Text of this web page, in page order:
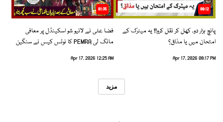
09:12
پانچ ہزار دو، کھل کر نقل کرو!! یہ میٹرک کے
امتحان میں یا مذاق؟
Apr 17, 2026 08:17 PM
01:35
فضا علی نے لائیو شو اسکینڈل پر معافی
مانگ لی PEMRA کا نوٹس کیس نے سنگین
Apr 17, 2026 12:25 AM
مزید